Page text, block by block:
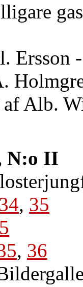
Ersson
Alb.
N:o II
, 35
, 36